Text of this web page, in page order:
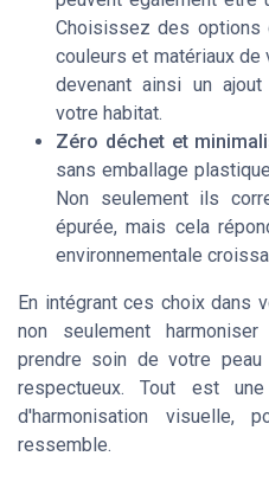
Choisissez des options
couleurs et matériaux
devenant ainsi un
votre habitat.
Zéro déchet et
sans emballage
Non seulement ils
épurée, mais cela
environnementale
En intégrant ces choix dans
non seulement
prendre soin de votre
respectueux. Tout est
d'harmonisation visuelle,
ressemble.